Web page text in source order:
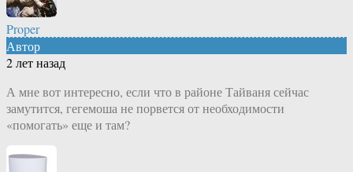
Proper
Автор
2 лет назад
А мне вот интересно, если что в районе Тайваня сейчас
замутится, гегемоша не порвется от необходимости
«помогать» еще и там?